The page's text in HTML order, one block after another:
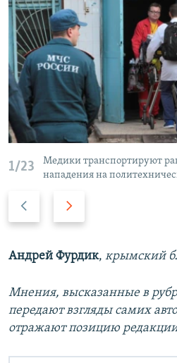
1/23
Медики транспортируют
нападения на
д
д
у
щ
й
д
ю
щ
и
с
Андрей Фурдик, крымский
Мнения, высказанные в
передают взгляды самих
отражают позицию